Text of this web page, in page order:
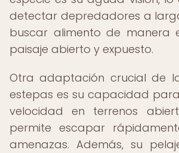
detectar depredadores a
buscar alimento de manera
paisaje abierto y expuesto.
Otra adaptación crucial de
estepas es su capacidad
velocidad en terrenos
permite escapar
amenazas. Además, su